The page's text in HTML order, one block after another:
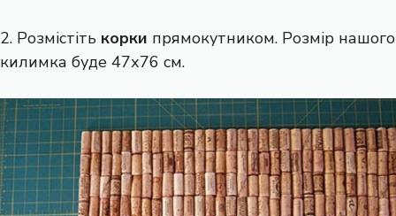
2. Розмістіть корки прямокутником. Розмір нашого
килимка буде 47х76 см.